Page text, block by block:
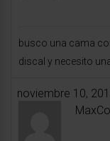
busco una cama
discal y necesito
noviembre 10,